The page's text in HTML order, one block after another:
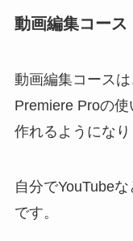
動画編集コース
動画編集コース
Premiere Proの
作れるようになり
自分でYouTube
です。